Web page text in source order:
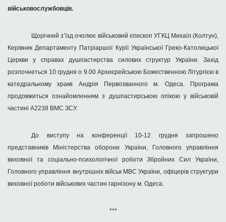
військовослужбовців.
Щорічний з’їзд очолює військовий єпископ УГКЦ Михаїл (Колтун),
Керівник Департаменту Патріаршої Курії Української Греко-Католицької
Церкви у справах душпастирства силових структур України. Захід
розпочнеться 10 грудня о 9.00 Архиєрейською Божественною Літургією в
катедральному храмі Андрія Первозванного м. Одеса. Програма
продовжиться ознайомленням з душпастирською опікою у військовій
частині А2238 ВМС ЗСУ.
До виступу на конференції 10-12 грудня запрошено
представників Міністерства оборони України, Головного управління
виховної та соціально-психологічної роботи Збройних Сил України,
Головного управління внутрішніх військ МВС України, офіцерів структури
виховної роботи військових частин гарнізону м. Одеса.
***